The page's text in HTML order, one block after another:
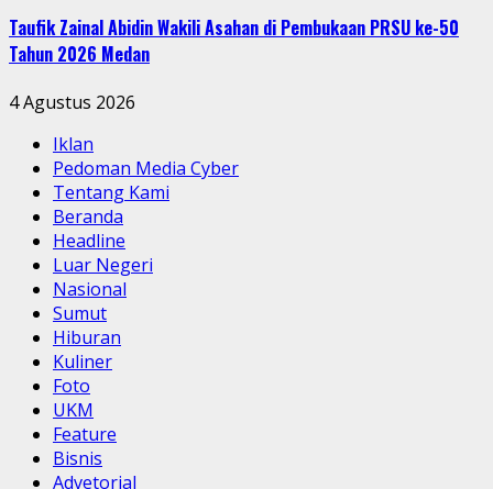
Taufik Zainal Abidin Wakili Asahan di Pembukaan PRSU ke-50
Tahun 2026 Medan
4 Agustus 2026
Iklan
Pedoman Media Cyber
Tentang Kami
Beranda
Headline
Luar Negeri
Nasional
Sumut
Hiburan
Kuliner
Foto
UKM
Feature
Bisnis
Advetorial